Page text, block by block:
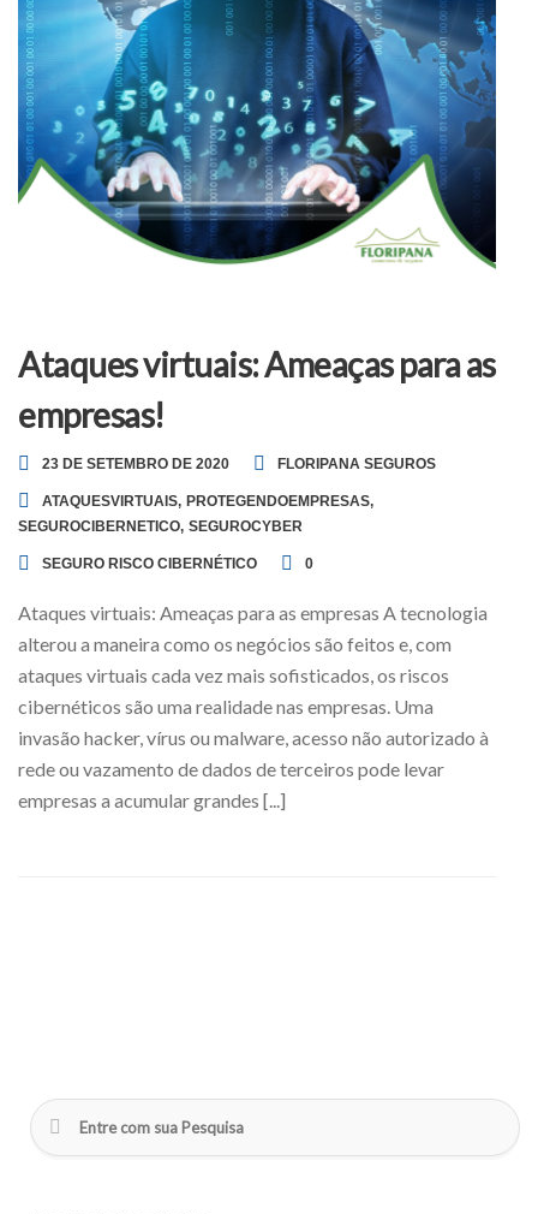
Ataques virtuais: Ameaças para as
empresas!
23 DE SETEMBRO DE 2020 FLORIPANA SEGUROS
ATAQUESVIRTUAIS, PROTEGENDOEMPRESAS,
SEGUROCIBERNETICO, SEGUROCYBER
SEGURO RISCO CIBERNÉTICO 0
Ataques virtuais: Ameaças para as empresas A tecnologia
alterou a maneira como os negócios são feitos e, com
ataques virtuais cada vez mais sofisticados, os riscos
cibernéticos são uma realidade nas empresas. Uma
invasão hacker, vírus ou malware, acesso não autorizado à
rede ou vazamento de dados de terceiros pode levar
empresas a acumular grandes [...]